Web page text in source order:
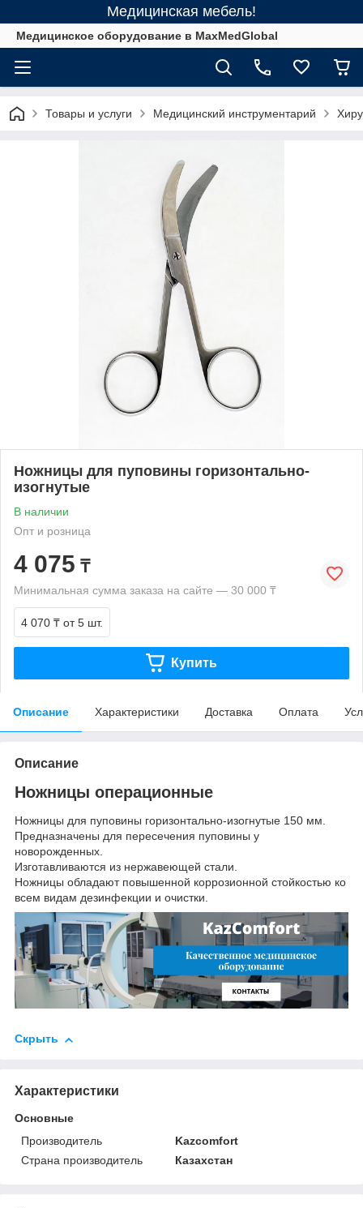
Медицинская мебель!
Медицинское оборудование в MaxMedGlobal
Товары и услуги Медицинский инструментарий
Ножницы для пуповины горизонтально-
изогнутые
В наличии
Опт и розница
4 075 ₸
Минимальная сумма заказа на сайте — 30 000 ₸
4 070 ₸ от 5 шт.
Купить
Описание Характеристики Доставка Оплата
Описание
Ножницы операционные
Ножницы для пуповины горизонтально-изогнутые 150 мм.
Предназначены для пересечения пуповины у
новорожденных.
Изготавливаются из нержавеющей стали.
Ножницы обладают повышенной коррозионной стойкостью ко
всем видам дезинфекции и очистки.
Скрыть
Характеристики
Основные
Производитель
Kazcomfort
Страна производитель
Казахстан